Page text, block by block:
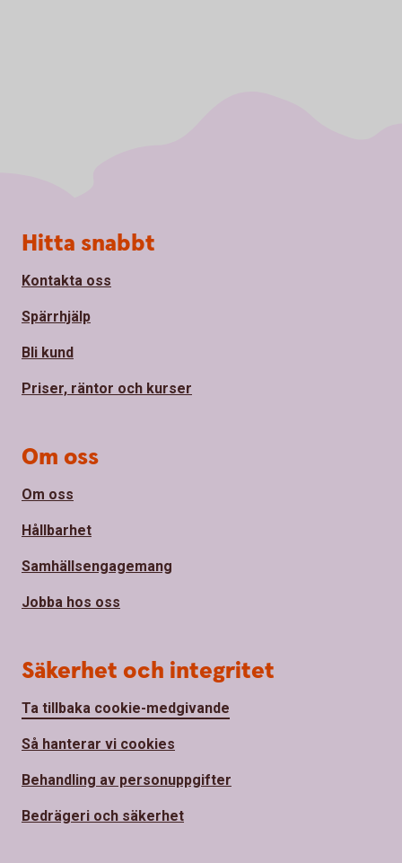
Sidfot
Hitta snabbt
Kontakta oss
Spärrhjälp
Bli kund
Priser, räntor och kurser
Om oss
Om oss
Hållbarhet
Samhällsengagemang
Jobba hos oss
Säkerhet och integritet
Ta tillbaka cookie-medgivande
Så hanterar vi cookies
Behandling av personuppgifter
Bedrägeri och säkerhet